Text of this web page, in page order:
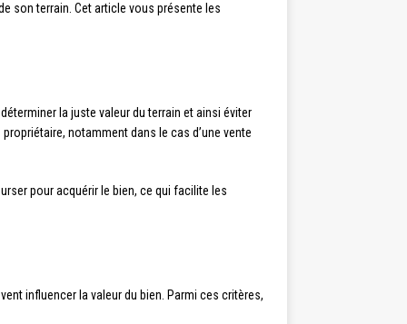
son terrain. Cet article vous présente les
la juste valeur du terrain et ainsi éviter
notamment dans le cas d’une vente
pour acquérir le bien, ce qui facilite les
influencer la valeur du bien. Parmi ces critères,